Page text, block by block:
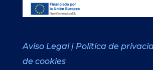
Aviso Legal | Política de
de cookies